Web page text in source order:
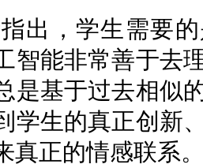
出，学生需要
智能非常善于去
是基于过去相似
学生的真正创新
真正的情感联系